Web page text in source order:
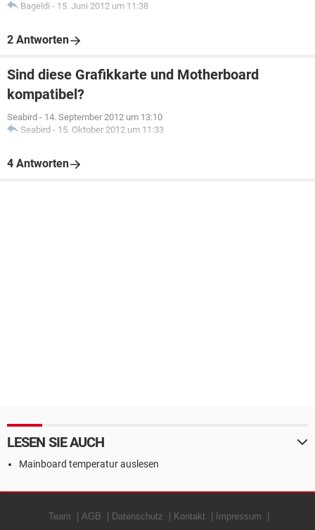
Bageldi - 15. Juni 2012 um 11:38
2 Antworten
Sind diese Grafikkarte und Motherboard
kompatibel?
Seabird - 14. September 2012 um 13:10
Seabird - 15. Oktober 2012 um 11:33
4 Antworten
LESEN SIE AUCH
Mainboard temperatur auslesen
Team AGB Datenschutz Kontakt Impressum